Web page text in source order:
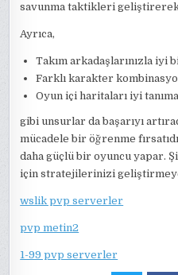
savunma taktikleri
Ayrıca,
Takım arkadaşlarınızla iyi
Farklı karakter
Oyun içi haritaları iyi
gibi unsurlar da başarıyı
mücadele bir öğrenme
daha güçlü bir oyuncu yapar.
için stratejilerinizi
wslik pvp serverler
pvp metin2
1-99 pvp serverler